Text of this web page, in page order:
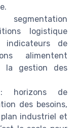
logistique
indicateurs de
alimentent
la gestion des
de
des besoins,
industriel et